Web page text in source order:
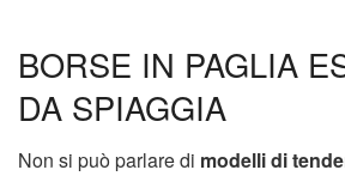
BORSE IN PAGLIA
DA SPIAGGIA
Non si può parlare di modelli di